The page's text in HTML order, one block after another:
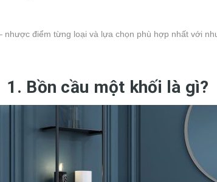
nhược điểm từng loại và lựa chọn phù hợp nhất với
1. Bồn cầu một khối là gì?